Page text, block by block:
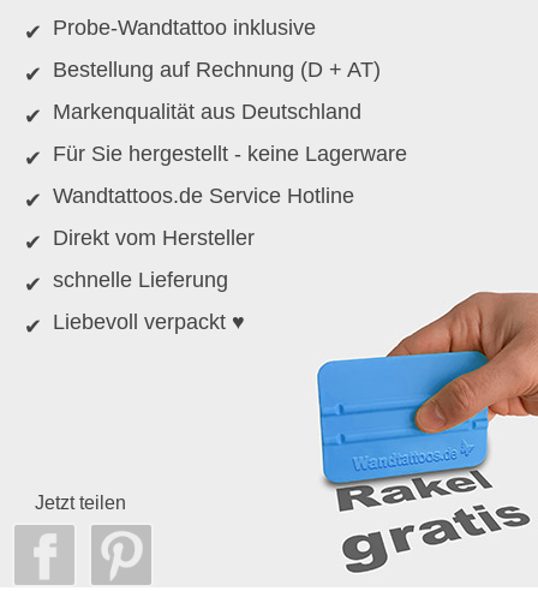
Probe-Wandtattoo inklusive
Bestellung auf Rechnung (D + AT)
Markenqualität aus Deutschland
Für Sie hergestellt - keine Lagerware
Wandtattoos.de Service Hotline
Direkt vom Hersteller
schnelle Lieferung
Liebevoll verpackt ♥
Jetzt teilen